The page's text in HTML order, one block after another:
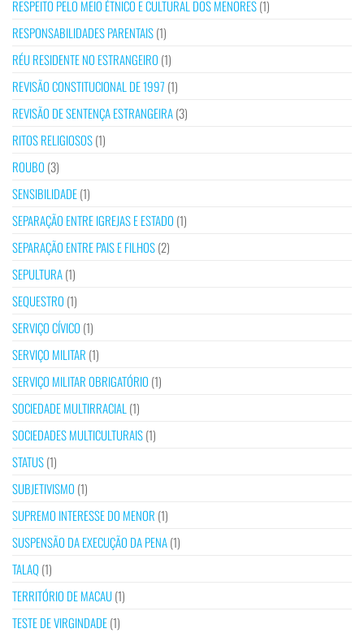
RESPEITO PELO MEIO ÉTNICO E CULTURAL DOS MENORES(1)
RESPONSABILIDADES PARENTAIS(1)
RÉU RESIDENTE NO ESTRANGEIRO (1)
REVISÃO CONSTITUCIONAL DE 1997 (1)
REVISÃO DE SENTENÇA ESTRANGEIRA(3)
RITOS RELIGIOSOS(1)
ROUBO (3)
SENSIBILIDADE(1)
SEPARAÇÃO ENTRE IGREJAS E ESTADO (1)
SEPARAÇÃO ENTRE PAIS E FILHOS(2)
SEPULTURA(1)
SEQUESTRO (1)
SERVIÇO CÍVICO (1)
SERVIÇO MILITAR (1)
SERVIÇO MILITAR OBRIGATÓRIO (1)
SOCIEDADE MULTIRRACIAL (1)
SOCIEDADES MULTICULTURAIS(1)
STATUS(1)
SUBJETIVISMO (1)
SUPREMO INTERESSE DO MENOR (1)
SUSPENSÃO DA EXECUÇÃO DA PENA(1)
TALAQ(1)
TERRITÓRIO DE MACAU(1)
TESTE DE VIRGINDADE(1)